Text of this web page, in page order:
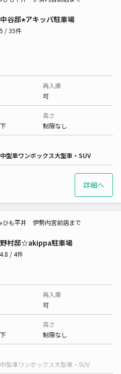
谷邸⭐︎アキッパ駐車場
5 / 35件
再入庫
可
高さ
制限なし
中型車ワンボックス大型車・SUV
詳細へ
村邸☆akippa駐車場
も平井 伊勢内宮前店まで
4.8 / 4件
再入庫
可
高さ
制限なし
中型車ワンボックス大型車・SUV